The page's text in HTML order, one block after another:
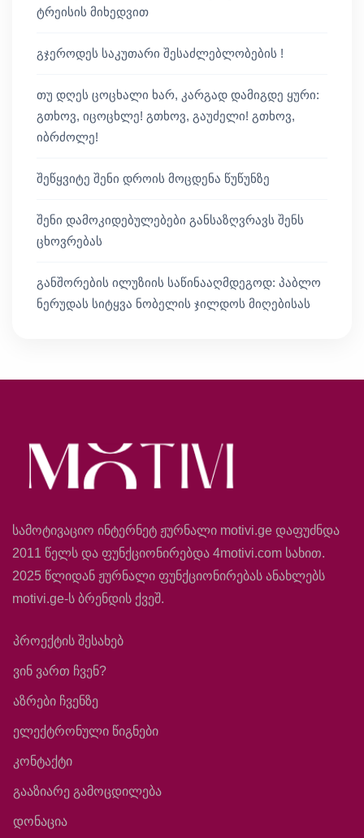
ტრეისის მიხედვით
გჯეროდეს საკუთარი შესაძლებლობების !
თუ დღეს ცოცხალი ხარ, კარგად დამიგდე ყური:
გთხოვ, იცოცხლე! გთხოვ, გაუძელი! გთხოვ,
იბრძოლე!
შეწყვიტე შენი დროის მოცდენა წუწუნზე
შენი დამოკიდებულებები განსაზღვრავს შენს
ცხოვრებას
განშორების ილუზიის საწინააღმდეგოდ: პაბლო
ნერუდას სიტყვა ნობელის ჯილდოს მიღებისას
სამოტივაციო ინტერნეტ ჟურნალი motivi.ge დაფუძნდა
2011 წელს და ფუნქციონირებდა 4motivi.com სახით.
2025 წლიდან ჟურნალი ფუნქციონირებას ანახლებს
motivi.ge-ს ბრენდის ქვეშ.
პროექტის შესახებ
ვინ ვართ ჩვენ?
აზრები ჩვენზე
ელექტრონული წიგნები
კონტაქტი
გააზიარე გამოცდილება
დონაცია